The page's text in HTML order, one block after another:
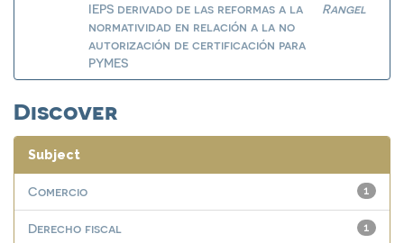
IEPS derivado de las reformas a la
normatividad en relación a la no
autorización de certificación para
PYMES
Rangel
Discover
Subject
1
Comercio
1
Derecho fiscal